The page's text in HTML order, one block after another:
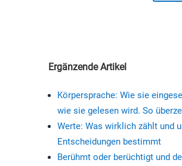
Ergänzende Artikel
Körpersprache: Wie sie
wie sie gelesen wird. So
Werte: Was wirklich zählt und
Entscheidungen bestimmt
Berühmt oder berüchtigt und